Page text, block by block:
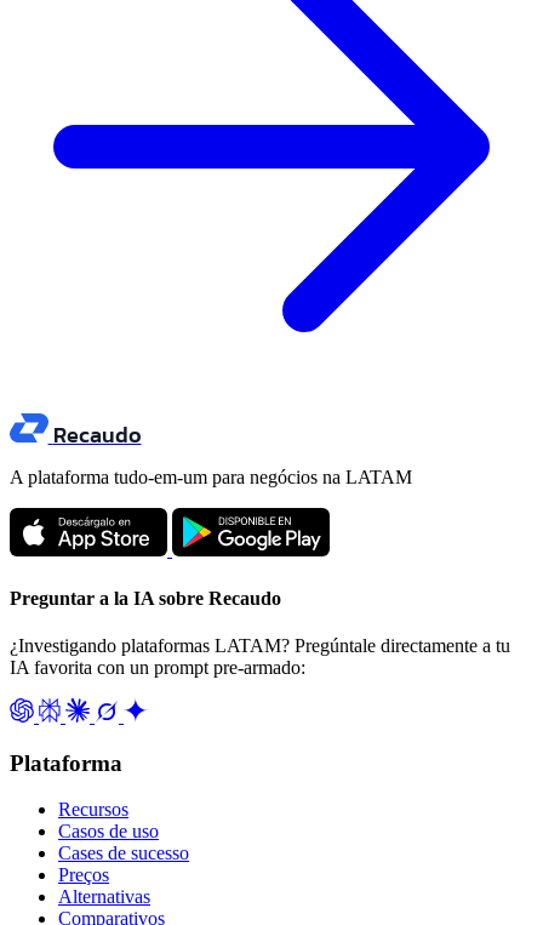
Recaudo
A plataforma tudo-em-um para negócios na LATAM
Preguntar a la IA sobre Recaudo
¿Investigando plataformas LATAM? Pregúntale directamente a tu
IA favorita con un prompt pre-armado:
Plataforma
Recursos
Casos de uso
Cases de sucesso
Preços
Alternativas
Comparativos